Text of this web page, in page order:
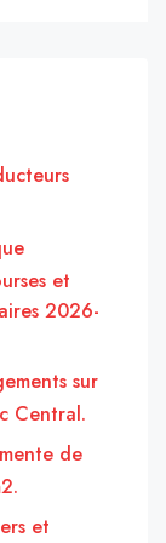
et
2026-
sur
Central.
de
et